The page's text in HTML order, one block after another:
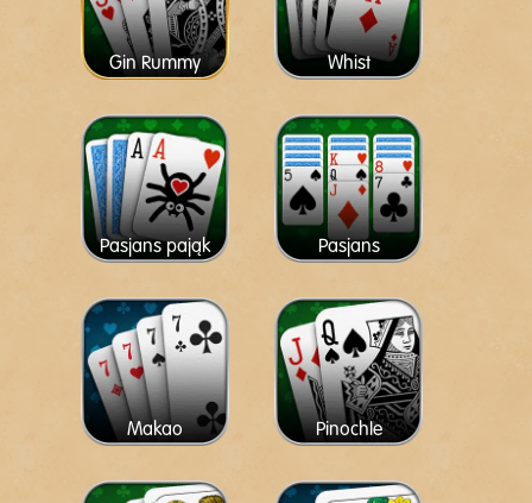
Gin Rummy Whist
Pasjans pająk Pasjans
Makao Pinochle